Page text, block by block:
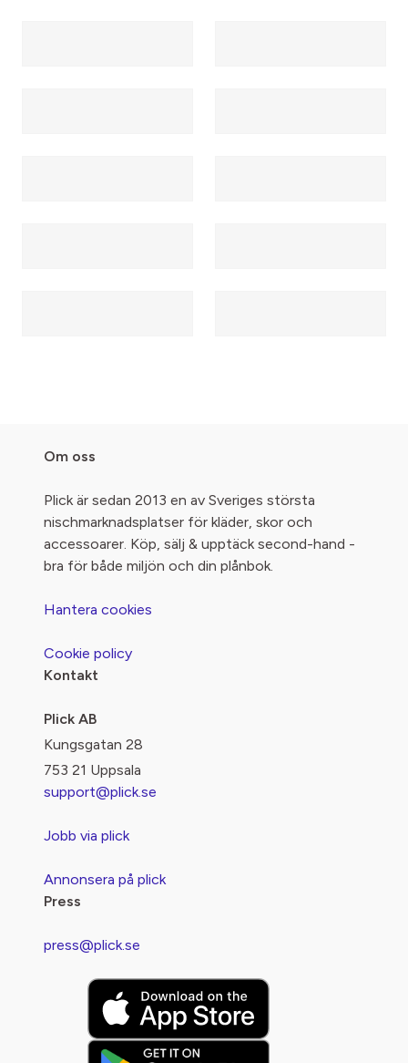
Om oss
Plick är sedan 2013 en av Sveriges största
nischmarknadsplatser för kläder, skor och
accessoarer. Köp, sälj & upptäck second-hand -
bra för både miljön och din plånbok.
Hantera cookies
Cookie policy
Kontakt
Plick AB
Kungsgatan 28
753 21 Uppsala
support@plick.se
Jobb via plick
Annonsera på plick
Press
press@plick.se